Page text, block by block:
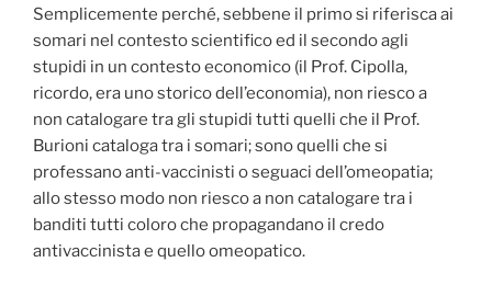
Semplicemente perché, sebbene il primo si riferisca ai
somari nel contesto scientifico ed il secondo agli
stupidi in un contesto economico (il Prof. Cipolla,
ricordo, era uno storico dell’economia), non riesco a
non catalogare tra gli stupidi tutti quelli che il Prof.
Burioni cataloga tra i somari; sono quelli che si
professano anti-vaccinisti o seguaci dell’omeopatia;
allo stesso modo non riesco a non catalogare tra i
banditi tutti coloro che propagandano il credo
antivaccinista e quello omeopatico.